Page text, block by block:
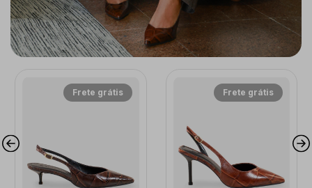
Frete grátis Frete grátis